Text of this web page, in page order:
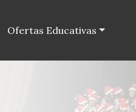
Ofertas Educativas